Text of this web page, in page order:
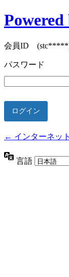
Powered
会員ID
パスワード
← インターネッ
言語